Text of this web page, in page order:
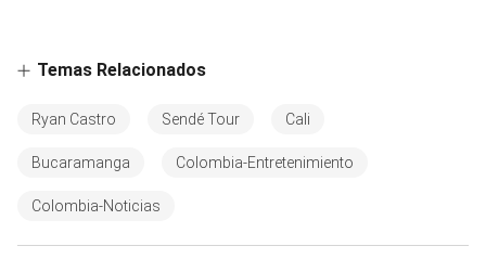
Temas Relacionados
Ryan Castro Sendé Tour Cali
Bucaramanga Colombia-Entretenimiento
Colombia-Noticias